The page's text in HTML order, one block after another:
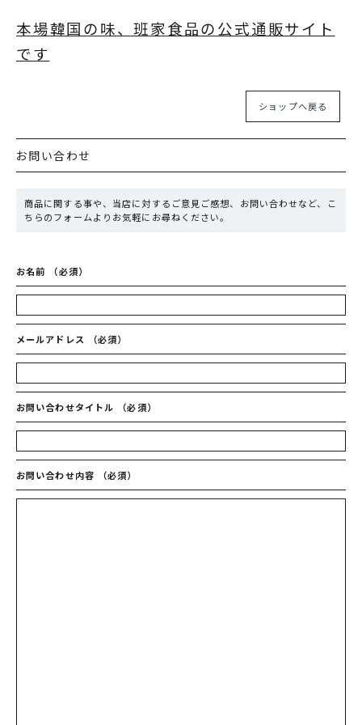
本場韓国の味、班家食品の公式通販サイト
です
ショップへ戻る
お問い合わせ
商品に関する事や、当店に対するご意見ご感想、お問い合わせなど、こ
ちらのフォームよりお気軽にお尋ねください。
お名前 （必須）
メールアドレス （必須）
お問い合わせタイトル （必須）
お問い合わせ内容 （必須）